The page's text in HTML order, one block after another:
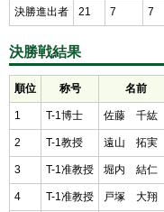
決勝進出者 21 7 7
決勝戦結果
順位 称号 名前
1 T-1博士 佐藤 千紘
2 T-1教授 遠山 拓実
3 T-1准教授 堀内 結仁
4 T-1准教授 戸塚 大翔